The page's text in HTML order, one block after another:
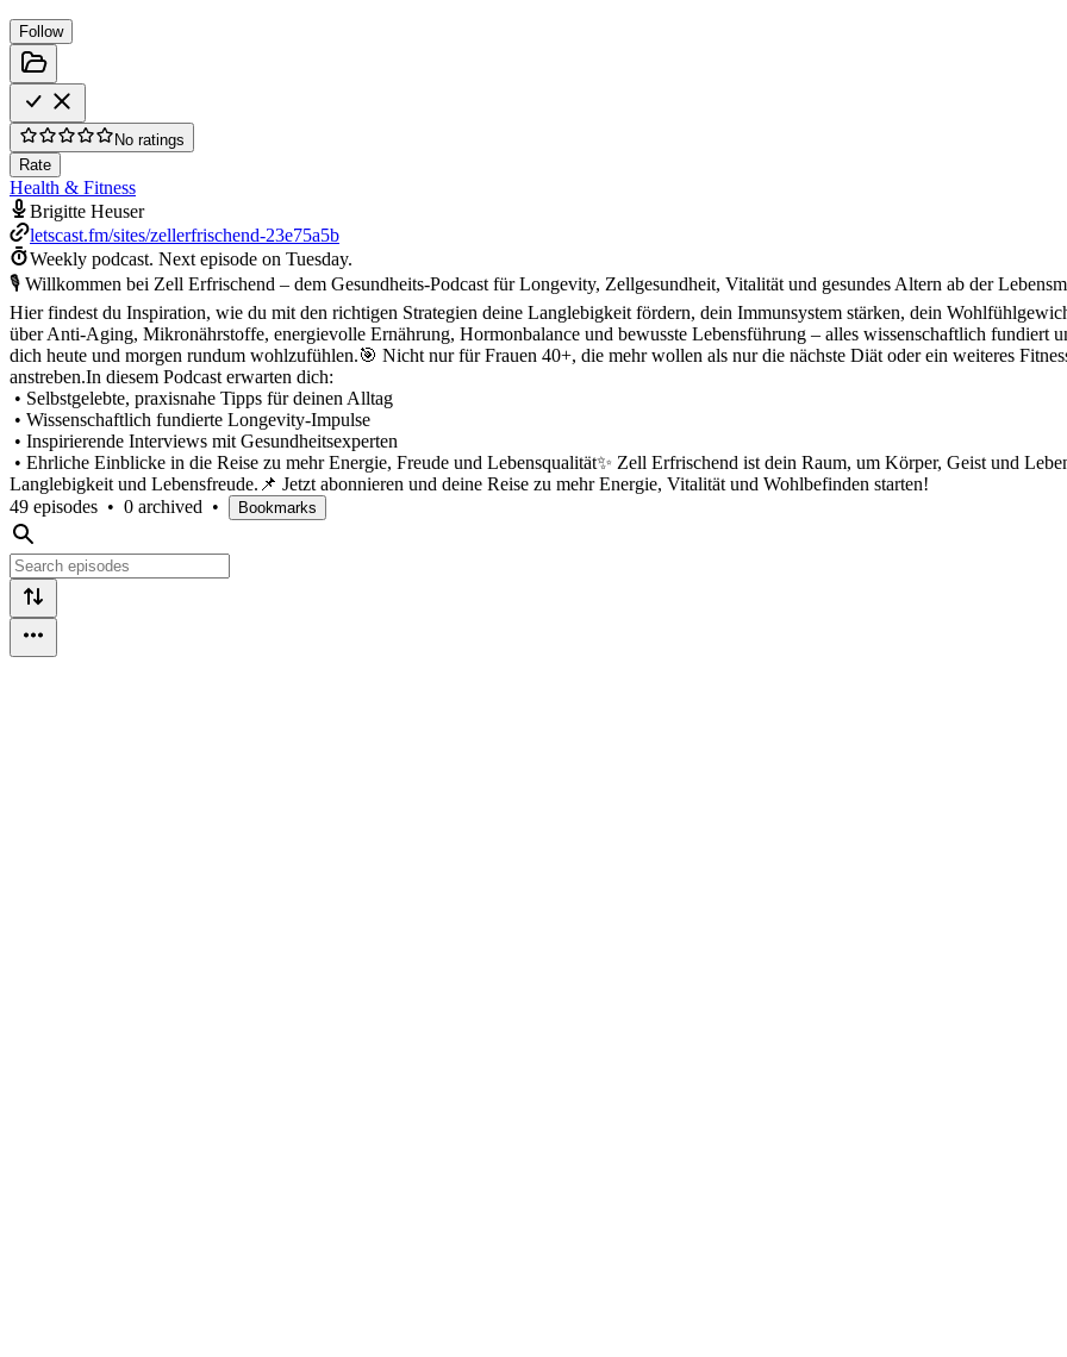
Follow
No ratings
Rate
Health & Fitness
Brigitte Heuser
letscast.fm/sites/zellerfrischend-23e75a5b
Weekly podcast. Next episode on Tuesday.
🎙️ Willkommen bei Zell Erfrischend – dem Gesundheits-Podcast für Longevity, Zellgesundheit, Vitalität und gesundes Altern ab der
Hier findest du Inspiration, wie du mit den richtigen Strategien deine Langlebigkeit fördern, dein Immunsystem stärken, dein
über Anti-Aging, Mikronährstoffe, energievolle Ernährung, Hormonbalance und bewusste Lebensführung – alles wissenschaftlich fundiert
dich heute und morgen rundum wohlzufühlen.🎯 Nicht nur für Frauen 40+, die mehr wollen als nur die nächste Diät oder ein weiteres
anstreben.In diesem Podcast erwarten dich:
• Selbstgelebte, praxisnahe Tipps für deinen Alltag
• Wissenschaftlich fundierte Longevity-Impulse
• Inspirierende Interviews mit Gesundheitsexperten
• Ehrliche Einblicke in die Reise zu mehr Energie, Freude und Lebensqualität✨ Zell Erfrischend ist dein Raum, um Körper, Geist und
Langlebigkeit und Lebensfreude.📌 Jetzt abonnieren und deine Reise zu mehr Energie, Vitalität und Wohlbefinden starten!
49 episodes • 0 archived • Bookmarks